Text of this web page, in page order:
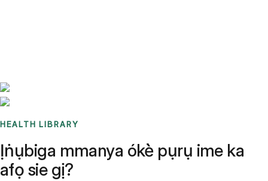
HEALTH LIBRARY
Ịṅụbiga mmanya ókè̀ pụrụ ime ka
afọ sie gị?